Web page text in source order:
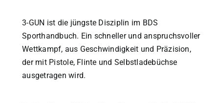
3-GUN ist die jüngste Disziplin im BDS
Sporthandbuch. Ein schneller und anspruchsvoller
Wettkampf, aus Geschwindigkeit und Präzision,
der mit Pistole, Flinte und Selbstladebüchse
ausgetragen wird.